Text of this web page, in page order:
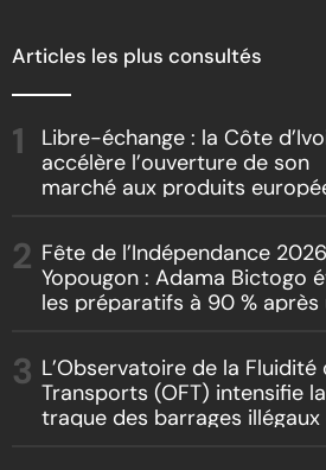
Articles les plus consultés
Libre-échange : la Côte
accélère l’ouverture de son
marché aux produits
Fête de l’Indépendance
Yopougon : Adama Bictogo
les préparatifs à 90 % après
L’Observatoire de la Fluidité
Transports (OFT) intensifie la
traque des barrages